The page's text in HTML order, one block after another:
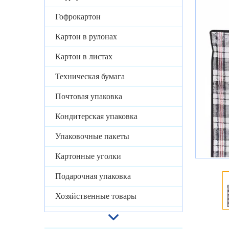
Гофрокартон
Картон в рулонах
Картон в листах
Техническая бумага
Почтовая упаковка
Кондитерская упаковка
Упаковочные пакеты
Картонные уголки
Подарочная упаковка
Хозяйственные товары